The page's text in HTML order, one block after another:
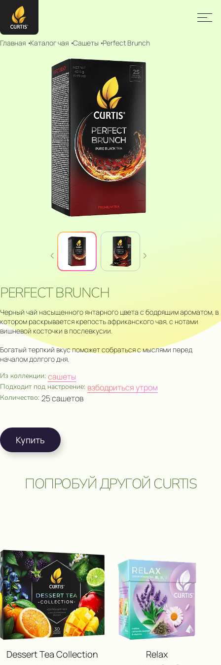
Главная Каталог чая Сашеты Perfect Brunch
PERFECT BRUNCH
Черный чай насыщенного янтарного цвета с бодрящим ароматом, в
котором раскрывается крепость африканского чая, с нотами
вишневой косточки в послевкусии.
Богатый терпкий вкус поможет собраться с мыслями перед
началом долгого дня.
Из коллекции: сашеты
Подходит под настроение: взбодриться утром
Количество: 25 сашетов
Купить
ПОПРОБУЙ ДРУГОЙ CURTIS
Dessert Tea Collection Relax
ПОЛУЧИ ВОЗМОЖНОСТЬ
ПУТЕШЕСТВИЕ
И ДРУГИЕ ЦЕННЫЕ